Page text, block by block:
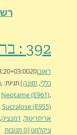
392 : בריא? לא כלכך
ראובן20 באפריל 2026
כללי, תזונה |תגיות: ,
Neotame (E961),
,Sucralose (E955)
אריתריטול, דמנציה,
ציקלמט |0 תגובות